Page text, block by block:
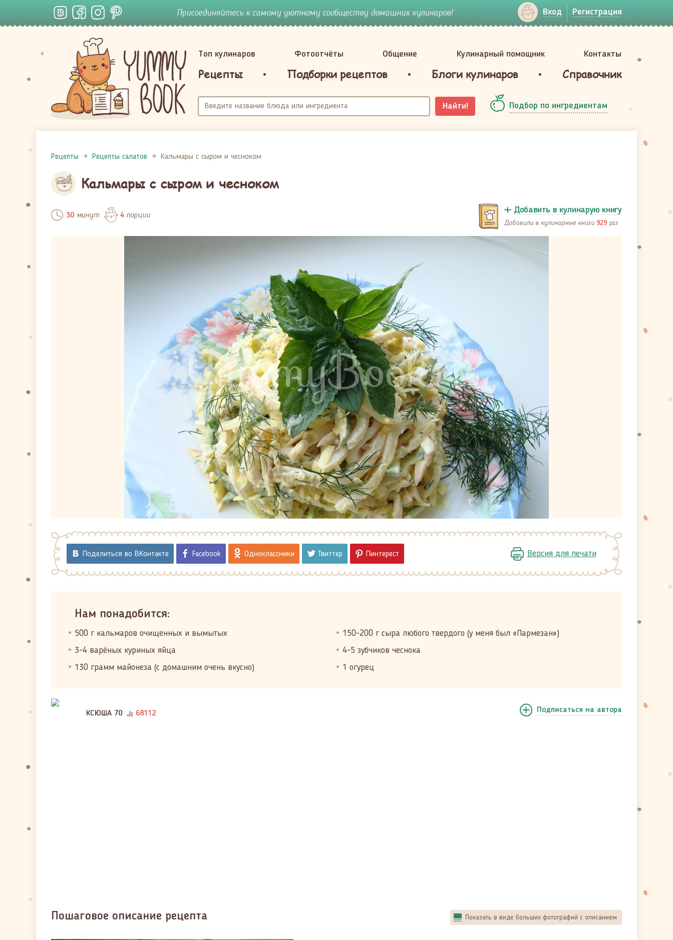
Присоединяйтесь к самому уютному сообществу домашних кулинаров! Вход Регистрация
Топ кулинаров Фотоотчёты Общение Кулинарный помощник Контакты
Рецепты Подборки рецептов Блоги кулинаров Справочник
Найти! Подбор по ингредиентам
Рецепты Рецепты салатов Кальмары с сыром и чесноком
Кальмары с сыром и чесноком
30минут 4порции Добавить в кулинарую книгу
Добавили в кулинарные книги 929 раз
Поделиться во ВКонтакте Facebook Одноклассники Твиттер Пинтерест Версия для печати
Нам понадобится:
500 г кальмаров очищенных и вымытых
150-200 г сыра любого твердого (у меня был «Пармезан»)
3-4 варёных куриных яйца
4-5 зубчиков чеснока
130 грамм майонеза (с домашним очень вкусно)
1 огурец
КСЮША 70 68112 Подписаться на автора
Пошаговое описание рецепта Показать в виде больших фотографий с описанием